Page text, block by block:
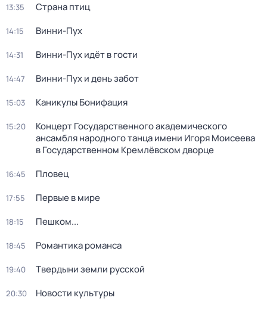
13:35 Страна птиц
14:15 Винни-Пух
14:31 Винни-Пух идёт в гости
14:47 Винни-Пух и день забот
15:03 Каникулы Бонифация
15:20
Концерт Государственного академического
ансамбля народного танца имени Игоря Моисеева
в Государственном Кремлёвском дворце
16:45 Пловец
17:55 Первые в мире
18:15 Пешком...
18:45 Романтика романса
19:40 Твердыни земли русской
20:30 Новости культуры